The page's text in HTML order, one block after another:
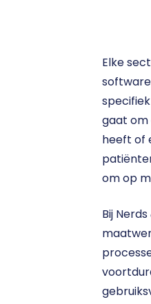
Elke
gaat om
heeft of
om op
Bij